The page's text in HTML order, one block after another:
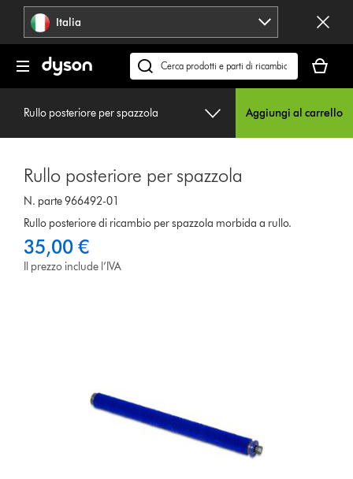
navigazione Italia
Cerca
su
dyson.it
carrello
è
Rullo posteriore per spazzola Aggiungi al carrello
Rullo posteriore per spazzola
N. parte 966492-01
Rullo posteriore di ricambio per spazzola morbida a rullo.
35,00 €
Il prezzo include l’IVA